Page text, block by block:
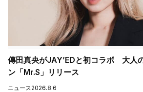
傳田真央がJAY’EDと初コラボ 大人
ン「Mr.S」リリース
ニュース2026.8.6